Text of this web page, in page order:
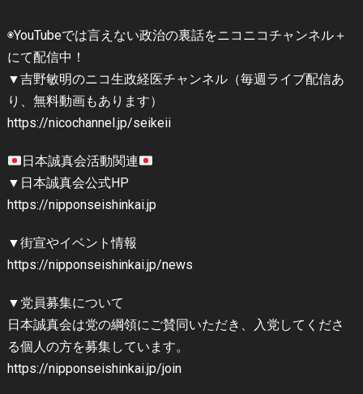
◉YouTubeでは言えない政治の裏話をニコニコチャンネル＋
にて配信中！
▼吉野敏明のニコ生政経医チャンネル（毎週ライブ配信あ
り、無料動画もあります）
https://nicochannel.jp/seikeii
日本誠真会活動関連
▼日本誠真会公式HP
https://nipponseishinkai.jp
▼街宣やイベント情報
https://nipponseishinkai.jp/news
▼党員募集について
日本誠真会は党の綱領にご賛同いただき、入党してくださ
る個人の方を募集しています。
https://nipponseishinkai.jp/join